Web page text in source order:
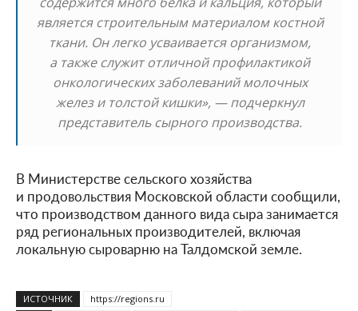
является строительным материалом костной
ткани. Он легко усваивается организмом,
а также служит отличной профилактикой
онкологических заболеваний молочных
желез и толстой кишки», — подчеркнул
представитель сырного производства.
В Министерстве сельского хозяйства
и продовольствия Московской области сообщили,
что производством данного вида сыра занимается
ряд региональных производителей, включая
локальную сыроварню на Талдомской земле.
ИСТОЧНИК
https://regions.ru